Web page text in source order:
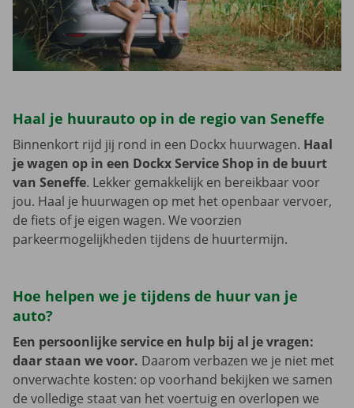
Haal je huurauto op in de regio van Seneffe
Binnenkort rijd jij rond in een Dockx huurwagen. Haal
je wagen op in een Dockx Service Shop in de buurt
van Seneffe. Lekker gemakkelijk en bereikbaar voor
jou. Haal je huurwagen op met het openbaar vervoer,
de fiets of je eigen wagen. We voorzien
parkeermogelijkheden tijdens de huurtermijn.
Hoe helpen we je tijdens de huur van je
auto?
Een persoonlijke service en hulp bij al je vragen:
daar staan we voor. Daarom verbazen we je niet met
onverwachte kosten: op voorhand bekijken we samen
de volledige staat van het voertuig en overlopen we